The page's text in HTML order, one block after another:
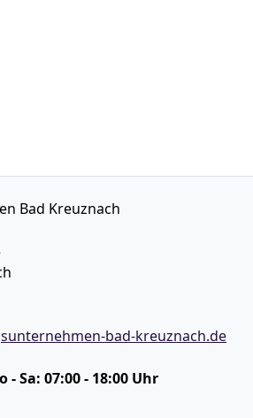
Bad Kreuznach
bad-kreuznach.de
- Sa: 07:00 - 18:00 Uhr